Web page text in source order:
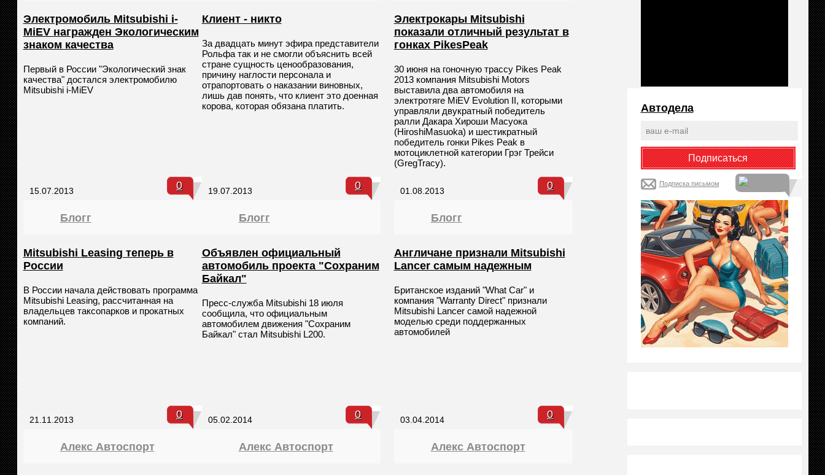
Электромобиль Mitsubishi i-
MiEV награжден Экологическим
знаком качества
Первый в России "Экологический знак
качества" достался электромобилю
Mitsubishi i-MiEV
Клиент - никто
За двадцать минут эфира представители
Рольфа так и не смогли объяснить всей
стране сущность ценообразования,
причину наглости персонала и
отрапортовать о наказании виновных,
лишь дав понять, что клиент это доенная
корова, которая обязана платить.
Электрокары Mitsubishi
показали отличный результат в
гонках PikesPeak
30 июня на гоночную трассу Pikes Peak
2013 компания Mitsubishi Motors
выставила два автомобиля на
электротяге MiEV Evolution II, которыми
управляли двукратный победитель
ралли Дакара Хироши Масуока
(HiroshiMasuoka) и шестикратный
победитель гонки Pikes Peak в
мотоциклетной категории Грэг Трейси
(GregTracy).
15.07.2013 0
Блогг
Mitsubishi Leasing теперь в
России
В России начала действовать программа
Mitsubishi Leasing, рассчитанная на
владельцев таксопарков и прокатных
компаний.
19.07.2013 0
Блогг
Объявлен официальный
автомобиль проекта "Сохраним
Байкал"
Пресс-служба Mitsubishi 18 июля
сообщила, что официальным
автомобилем движения "Сохраним
Байкал" стал Mitsubishi L200.
01.08.2013 0
Блогг
Англичане признали Mitsubishi
Lancer самым надежным
Британское изданий "What Car" и
компания "Warranty Direct" признали
Mitsubishi Lancer самой надежной
моделью среди поддержанных
автомобилей
21.11.2013 0
Алекс Автоспорт
05.02.2014 0
Алекс Автоспорт
03.04.2014 0
Алекс Автоспорт
Автодела
Подписка письмом